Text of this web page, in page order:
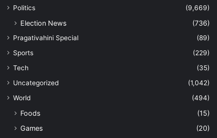
Politics
(9,669)
Election News (736)
Pragativahini Special
(89)
Sports
(229)
Tech
(35)
Uncategorized
(1,042)
World
(494)
Foods
(15)
Games
(20)